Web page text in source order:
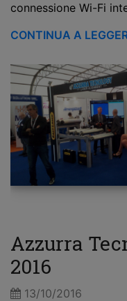
connessione Wi-Fi
CONTINUA A
Azzurra
2016
13/10/2016